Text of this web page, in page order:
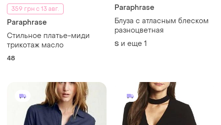
359 грн с 13 авг.
Paraphrase
Стильное платье-миди
трикотаж масло
48
Paraphrase
Блуза с атласным блеском
разноцветная
S и еще 1